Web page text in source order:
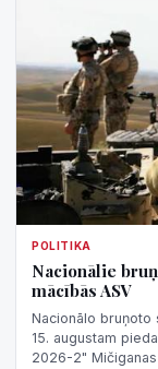
POLITIKA
Nacionālie
mācībās ASV
Nacionālo bruņoto
15. augustam
2026-2" Mičiganas